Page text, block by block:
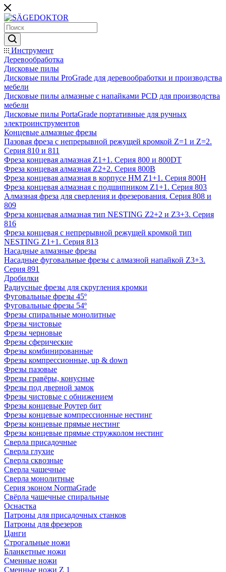
Инструмент
Деревообработка
Дисковые пилы
Дисковые пилы ProGrade для деревообработки и производства
мебели
Дисковые пилы алмазные с напайками PCD для производства
мебели
Дисковые пилы PortaGrade портативные для ручных
электроинструментов
Концевые алмазные фрезы
Пазовая фреза с непрерывной режущей кромкой Z=1 и Z=2.
Серия 810 и 811
Фреза концевая алмазная Z1+1. Серия 800 и 800DT
Фреза концевая алмазная Z2+2. Серия 800B
Фреза концевая алмазная в корпусе НМ Z1+1. Серия 800H
Фреза концевая алмазная с подшипником Z1+1. Серия 803
Алмазная фреза для сверления и фрезерования. Серия 808 и
809
Фреза концевая алмазная тип NESTING Z2+2 и Z3+3. Серия
816
Фреза концевая с непрерывной режущей кромкой тип
NESTING Z1+1. Серия 813
Насадные алмазные фрезы
Насадные фуговальные фрезы с алмазной напайкой Z3+3.
Серия 891
Дробилки
Радиусные фрезы для скругления кромки
Фуговальные фрезы 45º
Фуговальные фрезы 54º
Фрезы спиральные монолитные
Фрезы чистовые
Фрезы черновые
Фрезы сферические
Фрезы комбинированные
Фрезы компрессионные, up & down
Фрезы пазовые
Фрезы гравёры, конусные
Фрезы под дверной замок
Фрезы чистовые с обнижением
Фрезы концевые Роутер бит
Фрезы концевые компрессионные нестинг
Фрезы концевые прямые нестинг
Фрезы концевые прямые стружколом нестинг
Сверла присадочные
Сверла глухие
Сверла сквозные
Сверла чашечные
Сверла монолитные
Серия эконом NormaGrade
Свёрла чашечные спиральные
Оснастка
Патроны для присадочных станков
Патроны для фрезеров
Цанги
Строгальные ножи
Бланкетные ножи
Сменные ножи
Сменные ножи Z 1